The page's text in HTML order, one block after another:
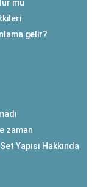
mu
gelir?
zaman
Yapısı Hakkında